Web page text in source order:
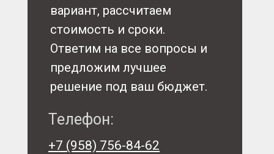
вариант, рассчитаем
стоимость и сроки.
Ответим на все вопросы и
предложим лучшее
решение под ваш бюджет.
Телефон:
+7 (958) 756-84-62